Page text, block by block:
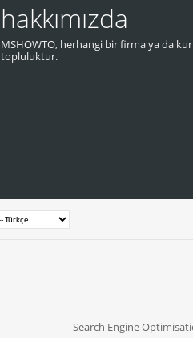
hakkımızda
MSHOWTO, herhangi bir firma ya da
topluluktur.
Search Engine